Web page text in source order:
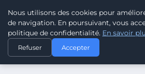
CLIMATE RESPONSE
ACCUEIL
CHANGEMENT CLIMATIQUE
CLIMAT : LE SEUIL DE +1,5 °C DE
Nous utilisons des cookies pour
de navigation. En poursuivant, vous
politique de confidentialité. En savoir
Refuser Accepter